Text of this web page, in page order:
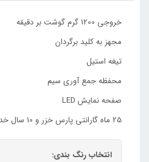
خروجی 1200 گرم گوشت بر دقیقه
مجهز به کلید برگردان
تیغه استیل
محفظه جمع آوری سیم
صفحه نمایش LED
25 ماه گارانتی پارس خزر و 10 سال خدمات پس از فروش
انتخاب رنگ بندی: